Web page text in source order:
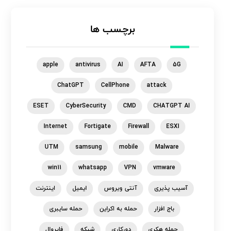
برچسب ها
5G
AFTA
AI
antivirus
apple
attack
CellPhone
ChatGPT
CHATGPT AI
CMD
CyberSecurity
ESET
ESXI
Firewall
Fortigate
Internet
Malware
mobile
samsung
UTM
vmware
VPN
whatsapp
win11
آسیب پذیری آنتی ویروس ایمیل اینترنت
باج افزار حمله به اکراین حمله سایبری